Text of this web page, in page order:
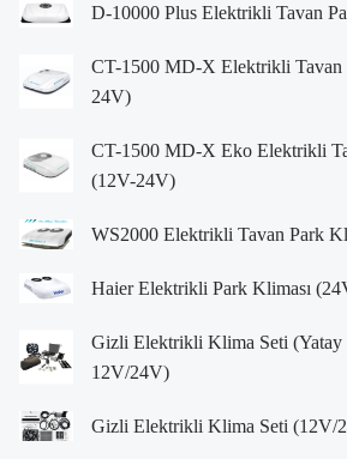
D-10000 Plus Elektrikli Tavan
CT-1500 MD-X Elektrikli Tavan
24V)
CT-1500 MD-X Eko Elektrikli
(12V-24V)
WS2000 Elektrikli Tavan Park
Haier Elektrikli Park Kliması
Gizli Elektrikli Klima Seti (Yatay
12V/24V)
Gizli Elektrikli Klima Seti (12V/